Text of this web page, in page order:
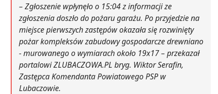
– Zgłoszenie wpłynęło o 15:04 z informacji ze
zgłoszenia doszło do pożaru garażu. Po przyjedzie na
miejsce pierwszych zastępów okazała się rozwinięty
pożar kompleksów zabudowy gospodarcze drewniano
- murowanego o wymiarach około 19x17 – przekazał
portalowi ZLUBACZOWA.PL bryg. Wiktor Serafin,
Zastępca Komendanta Powiatowego PSP w
Lubaczowie.